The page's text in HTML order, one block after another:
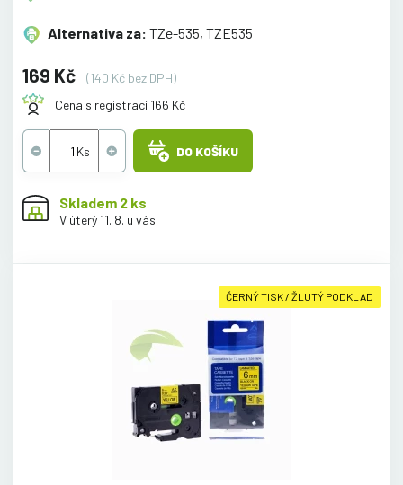
Alternativa za: TZe-535, TZE535
169 Kč
(140 Kč bez DPH)
Cena s registrací 166 Kč
DO KOŠÍKU
Skladem 2 ks
V úterý 11. 8. u vás
ČERNÝ TISK / ŽLUTÝ PODKLAD